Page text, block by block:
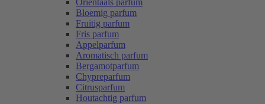
Oriëntaals parfum
Bloemig parfum
Fruitig parfum
Fris parfum
Appelparfum
Aromatisch parfum
Bergamotparfum
Chypreparfum
Citrusparfum
Houtachtig parfum